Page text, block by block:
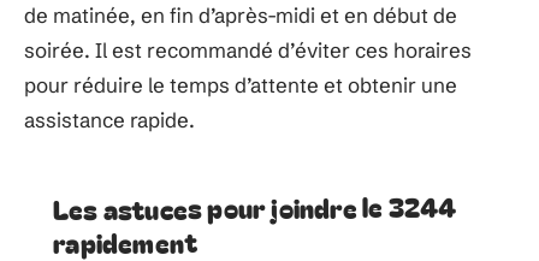
de matinée, en fin d’après-midi et en début de
soirée. Il est recommandé d’éviter ces horaires
pour réduire le temps d’attente et obtenir une
assistance rapide.
Les astuces pour joindre le 3244
rapidement